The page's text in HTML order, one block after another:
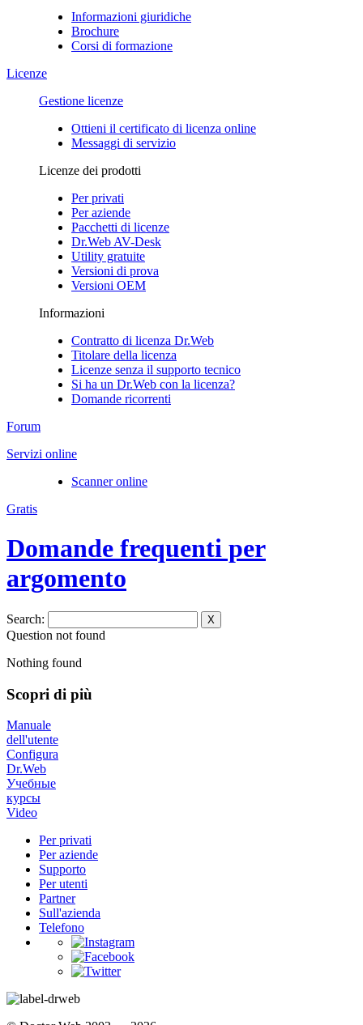
Informazioni giuridiche
Brochure
Corsi di formazione
Licenze
Gestione licenze
Ottieni il certificato di licenza online
Messaggi di servizio
Licenze dei prodotti
Per privati
Per aziende
Pacchetti di licenze
Dr.Web AV-Desk
Utility gratuite
Versioni di prova
Versioni OEM
Informazioni
Contratto di licenza Dr.Web
Titolare della licenza
Licenze senza il supporto tecnico
Si ha un Dr.Web con la licenza?
Domande ricorrenti
Forum
Servizi online
Scanner online
Gratis
Domande frequenti per
argomento
Search: X
Question not found
Nothing found
Scopri di più
Manuale
dell'utente
Configura
Dr.Web
Учебные
курсы
Video
Per privati
Per aziende
Supporto
Per utenti
Partner
Sull'azienda
Telefono